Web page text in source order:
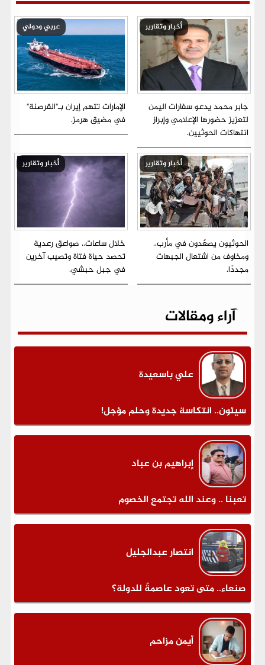
أخبار وتقارير
جابر محمد يدعو سفارات اليمن
لتعزيز حضورها الإعلامي وإبراز
انتهاكات الحوثيين.
عربي ودولي
الإمارات تتهم إيران بـ"القرصنة"
في مضيق هرمز.
أخبار وتقارير
الحوثيون يصعّدون في مأرب..
ومخاوف من اشتعال الجبهات
مجددًا.
أخبار وتقارير
خلال ساعات.. صواعق رعدية
تحصد حياة فتاة وتصيب آخرين
في جبل حبشي.
آراء ومقالات
علي باسعيدة
سيئون.. انتكاسة جديدة وحلم مؤجل!
إبراهيم بن عباد
تعبنا .. وعند الله تجتمع الخصوم
انتصار عبدالجليل
صنعاء.. متى تعود عاصمةً للدولة؟
أيمن مزاحم